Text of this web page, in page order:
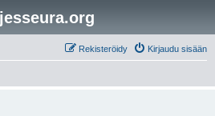
Kirjaudu sisään
Rekisteröidy